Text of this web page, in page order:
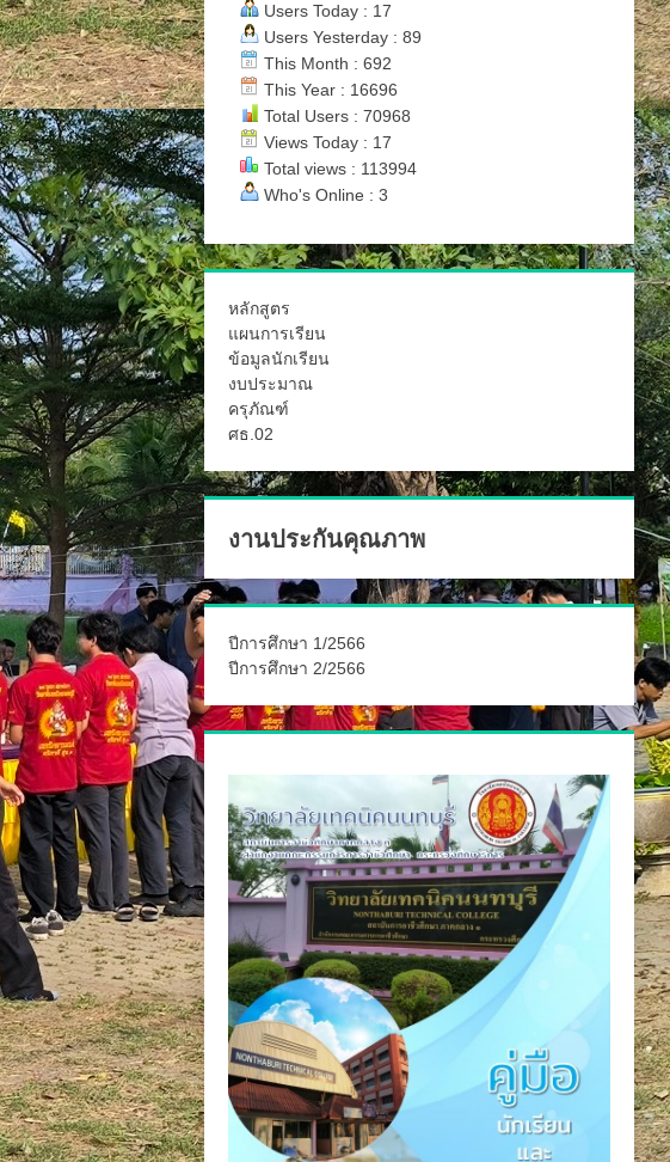
Users Today : 17
Users Yesterday : 89
This Month : 692
This Year : 16696
Total Users : 70968
Views Today : 17
Total views : 113994
Who's Online : 3
หลักสูตร
แผนการเรียน
ข้อมูลนักเรียน
งบประมาณ
ครุภัณฑ์
ศธ.02
งานประกันคุณภาพ
ปีการศึกษา 1/2566
ปีการศึกษา 2/2566